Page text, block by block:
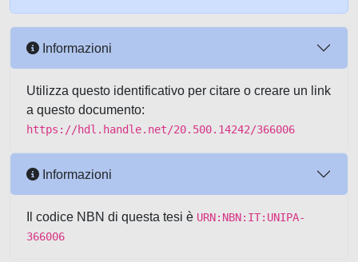
Informazioni
Utilizza questo identificativo per citare o creare un link
a questo documento:
https://hdl.handle.net/20.500.14242/366006
Informazioni
Il codice NBN di questa tesi è URN:NBN:IT:UNIPA-
366006